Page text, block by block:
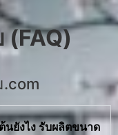
(FAQ)
.com
นยังไง รับผลิตขนาด